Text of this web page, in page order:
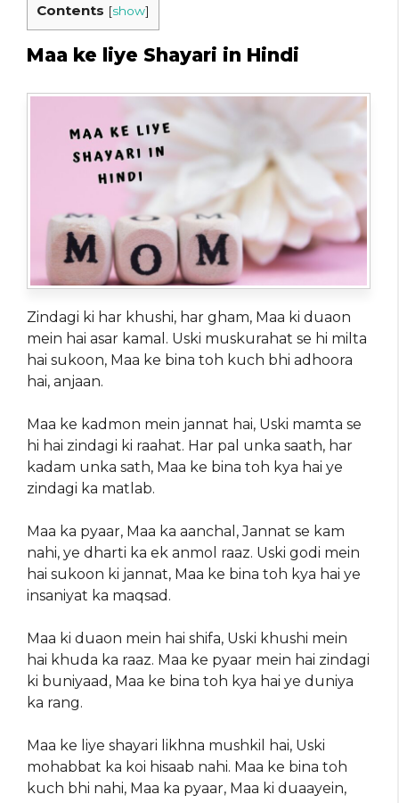
Contents [show]
Maa ke liye Shayari in Hindi
Zindagi ki har khushi, har gham, Maa ki duaon
mein hai asar kamal. Uski muskurahat se hi milta
hai sukoon, Maa ke bina toh kuch bhi adhoora
hai, anjaan.
Maa ke kadmon mein jannat hai, Uski mamta se
hi hai zindagi ki raahat. Har pal unka saath, har
kadam unka sath, Maa ke bina toh kya hai ye
zindagi ka matlab.
Maa ka pyaar, Maa ka aanchal, Jannat se kam
nahi, ye dharti ka ek anmol raaz. Uski godi mein
hai sukoon ki jannat, Maa ke bina toh kya hai ye
insaniyat ka maqsad.
Maa ki duaon mein hai shifa, Uski khushi mein
hai khuda ka raaz. Maa ke pyaar mein hai zindagi
ki buniyaad, Maa ke bina toh kya hai ye duniya
ka rang.
Maa ke liye shayari likhna mushkil hai, Uski
mohabbat ka koi hisaab nahi. Maa ke bina toh
kuch bhi nahi, Maa ka pyaar, Maa ki duaayein,